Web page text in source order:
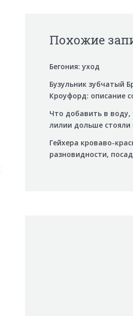
Похожие
Бегония: уход
Бузульник зубчатый
Кроуфорд: описание
Что добавить в воду,
лилии дольше стояли
Гейхера кроваво-
разновидности,